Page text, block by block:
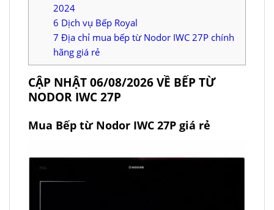
2024
6 Dịch vụ Bếp Royal
7 Địa chỉ mua bếp từ Nodor IWC 27P chính
hãng giá rẻ
CẬP NHẬT 06/08/2026 VỀ BẾP TỪ
NODOR IWC 27P
Mua Bếp từ Nodor IWC 27P giá rẻ